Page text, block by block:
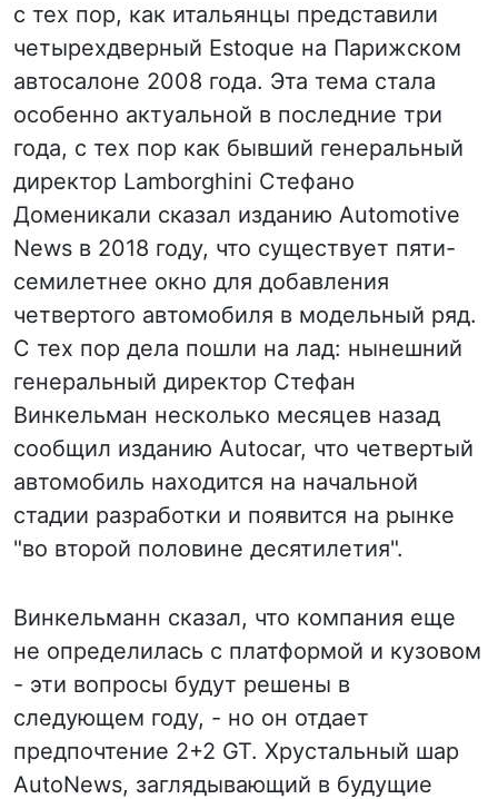
с тех пор, как итальянцы представили
четырехдверный Estoque на Парижском
автосалоне 2008 года. Эта тема стала
особенно актуальной в последние три
года, с тех пор как бывший генеральный
директор Lamborghini Стефано
Доменикали сказал изданию Automotive
News в 2018 году, что существует пяти-
семилетнее окно для добавления
четвертого автомобиля в модельный ряд.
С тех пор дела пошли на лад: нынешний
генеральный директор Стефан
Винкельман несколько месяцев назад
сообщил изданию Autocar, что четвертый
автомобиль находится на начальной
стадии разработки и появится на рынке
"во второй половине десятилетия".
Винкельманн сказал, что компания еще
не определилась с платформой и кузовом
- эти вопросы будут решены в
следующем году, - но он отдает
предпочтение 2+2 GT. Хрустальный шар
AutoNews, заглядывающий в будущие